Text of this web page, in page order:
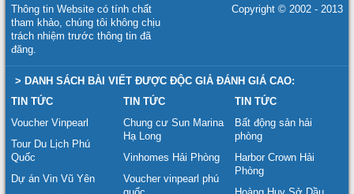
Thông tin Website có tính chất
tham khảo, chúng tôi không chịu
trách nhiệm trước thông tin đã
đăng.
Copyright © 2002 - 2013
> DANH SÁCH BÀI VIẾT ĐƯỢC ĐỘC GIẢ ĐÁNH GIÁ CAO:
TIN TỨC
Voucher Vinpearl
Tour Du Lịch Phú
Quốc
Dự án Vin Vũ Yên
TIN TỨC
Chung cư Sun Marina
Hạ Long
Vinhomes Hải Phòng
Voucher vinpearl phú
TIN TỨC
Bất động sản hải
phòng
Harbor Crown Hải
Phòng